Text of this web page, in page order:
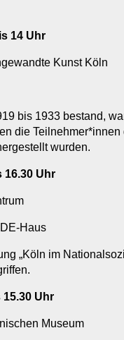
14 Uhr
Kunst Köln
bis 1933 bestand,
die
wurden.
16.30 Uhr
Haus
„Köln im
15.30 Uhr
Museum